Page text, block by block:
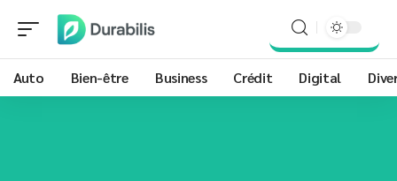
Auto Bien-être Business Crédit Digital